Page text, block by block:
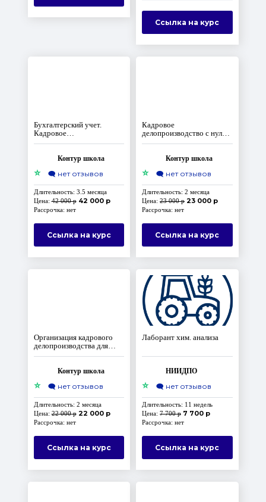
Ссылка на курс
Бухгалтерский учет.
Кадровое
делопроизводство.
Контур школа
⭐ 🗨️ нет отзывов
Длительность: 3.5 месяца
Цена:42 000 р 42 000 р
Рассрочка: нет
Ссылка на курс
Кадровое
делопроизводство с нуля.
Профпереподготовка, код
Контур школа
⭐ 🗨️ нет отзывов
Длительность: 2 месяца
Цена: 23 000 р 23 000 р
Рассрочка: нет
Ссылка на курс
Организация кадрового
делопроизводства для
специалиста кадровой
Профпереподготовка,
Контур школа
⭐ 🗨️ нет отзывов
Длительность: 2 месяца
Цена:22 000 р 22 000 р
Рассрочка: нет
Ссылка на курс
Лаборант хим. анализа
НИИДПО
⭐ 🗨️ нет отзывов
Длительность: 11 недель
Цена: 7 700 р 7 700 р
Рассрочка: нет
Ссылка на курс